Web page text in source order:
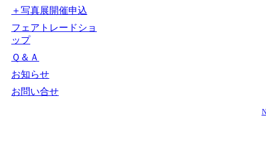
＋写真展開催申込
フェアトレードショ
ップ
Ｑ＆Ａ
お知らせ
お問い合せ